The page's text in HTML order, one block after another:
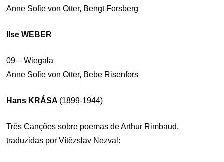
Anne Sofie von Otter, Bengt Forsberg
Ilse WEBER
09 – Wiegala
Anne Sofie von Otter, Bebe Risenfors
Hans KRÁSA (1899-1944)
Três Canções sobre poemas de Arthur Rimbaud,
traduzidas por Vítězslav Nezval: